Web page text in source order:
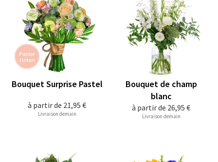
à partir de 21,95 €
Bouquet Surprise Pastel
Livraison demain
à partir de 26,95 €
Bouquet de champ
blanc
Livraison demain